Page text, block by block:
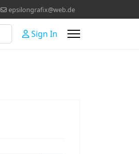
epsilongrafix@web.de
Sign In